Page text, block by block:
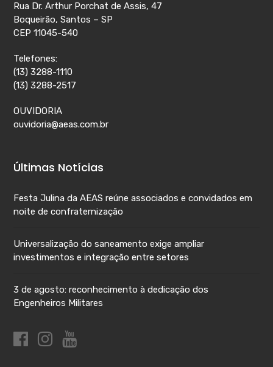
Rua Dr. Arthur Porchat de Assis, 47
Boqueirão, Santos – SP
CEP 11045-540
Telefones:
(13) 3288-1110
(13) 3288-2517
OUVIDORIA
ouvidoria@aeas.com.br
Últimas Notícias
Festa Julina da AEAS reúne associados e convidados em
noite de confraternização
Universalização do saneamento exige ampliar
investimentos e integração entre setores
3 de agosto: reconhecimento à dedicação dos
Engenheiros Militares